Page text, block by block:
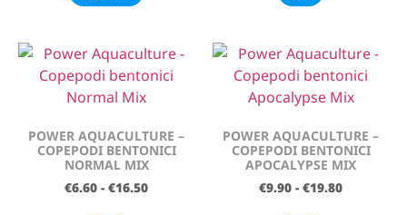
POWER AQUACULTURE –
COPEPODI BENTONICI
NORMAL MIX
€6.60 - €16.50
POWER AQUACULTURE –
COPEPODI BENTONICI
APOCALYPSE MIX
€9.90 - €19.80